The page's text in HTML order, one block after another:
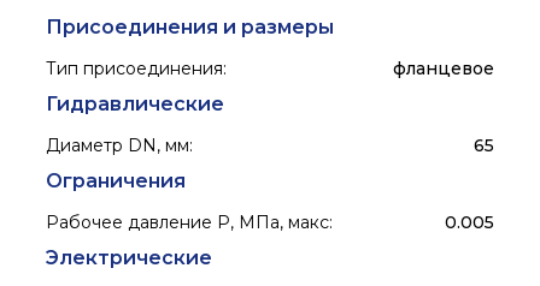
Присоединения и размеры
Тип присоединения: фланцевое
Гидравлические
Диаметр DN, мм: 65
Ограничения
Рабочее давление P, МПа, макс: 0.005
Электрические